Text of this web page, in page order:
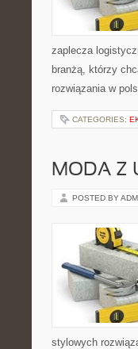
zaplecza
branżą, którzy
rozwiązania w
CATEGORIES:
MODA Z
POSTED BY
stylowych